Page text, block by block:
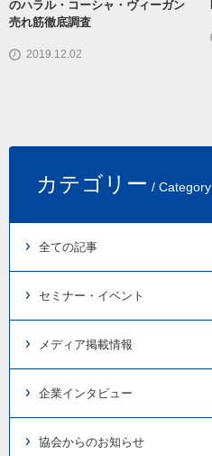
のハラル・コーシャ・ヴィーガン
売れ筋徹底調査
2019.12.02
カテゴリー / Category
全ての記事
セミナー・イベント
メディア掲載情報
企業インタビュー
協会からのお知らせ